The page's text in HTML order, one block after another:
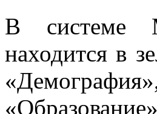
В системе
находится в